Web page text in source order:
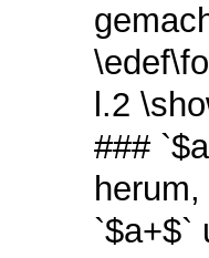
l.2
###
`$a+$`